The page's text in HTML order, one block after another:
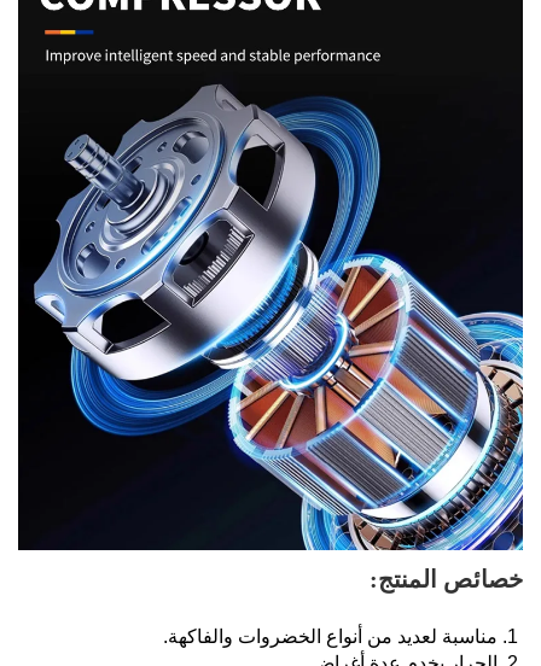
خصائص المنتج:
1. مناسبة لعديد من أنواع الخضروات والفاكهة.